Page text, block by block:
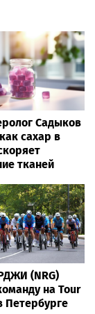
Садыков
сахар в
тканей
(NRG)
на Tour
Петербурге